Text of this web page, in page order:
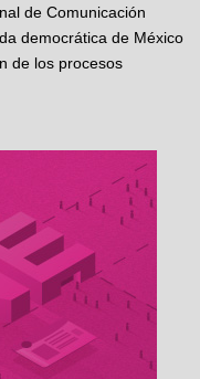
de Comunicación
democrática de México
de los procesos